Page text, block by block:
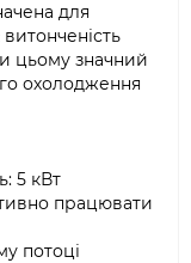
для
цьому значний
охолодження
5 кВт
працювати
потоці